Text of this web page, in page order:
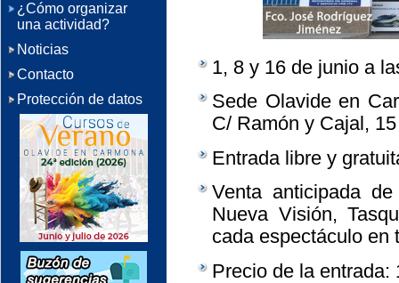
1, 8 y 16 de junio a
Sede Olavide en
C/ Ramón y Cajal, 15
Entrada libre y
Venta anticipada
Nueva Visión,
cada espectáculo en
Precio de la entrada:
¿Cómo organizar
una actividad?
Noticias
Contacto
Protección de datos